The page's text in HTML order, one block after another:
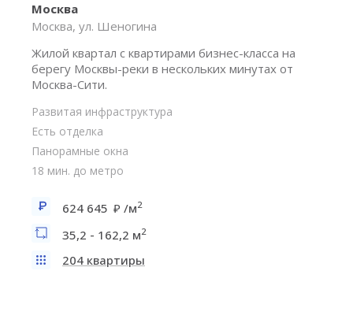
Москва
Москва, ул. Шеногина
Жилой квартал с квартирами бизнес-класса на
берегу Москвы-реки в нескольких минутах от
Москва-Сити.
Развитая инфраструктура
Есть отделка
Панорамные окна
18 мин. до метро
624 645 /м2
35,2 - 162,2 м2
204 квартиры